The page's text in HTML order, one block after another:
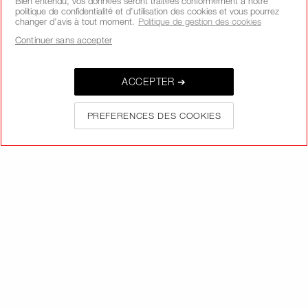
politique de confidentialité et d’utilisation des cookies et vous pourrez
changer d’avis à tout moment. Politique de gestion des cookies
PREFERENCES DES COOKIES
ACCEPTER ➔
Continuer sans accepter